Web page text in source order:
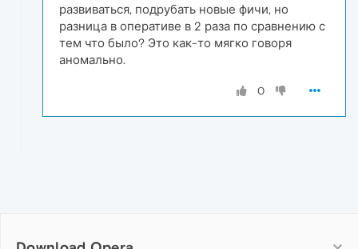
развиваться, подрубать новые фичи, но
разница в оперативе в 2 раза по сравнению с
тем что было? Это как-то мягко говоря
аномально.
0